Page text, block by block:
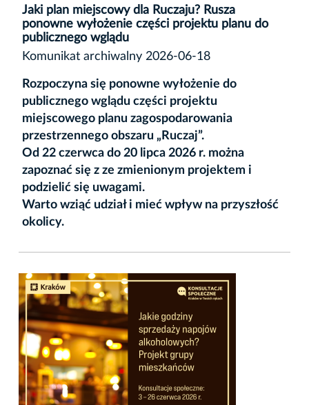
Jaki plan miejscowy dla Ruczaju? Rusza
ponowne wyłożenie części projektu planu do
publicznego wglądu
Komunikat archiwalny 2026-06-18
Rozpoczyna się ponowne wyłożenie do
publicznego wglądu części projektu
miejscowego planu zagospodarowania
przestrzennego obszaru „Ruczaj”.
Od 22 czerwca do 20 lipca 2026 r. można
zapoznać się z ze zmienionym projektem i
podzielić się uwagami.
Warto wziąć udział i mieć wpływ na przyszłość
okolicy.